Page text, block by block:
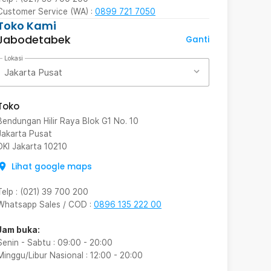
Service (WA) : 0899 721 7050
Kami
Ganti
Lokasi
Jakarta Pusat
Hilir Raya Blok G1 No. 10
Pusat
Jakarta 10210
Lihat google maps
: (021) 39 700 200
Sales / COD : 0896 135 222 00
buka:
- Sabtu : 09:00 - 20:00
Libur Nasional : 12:00 - 20:00